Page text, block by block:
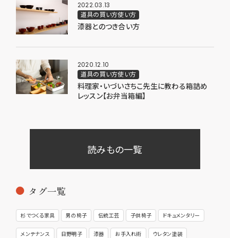
2022.03.13
道具の買い方使い方
漆器とのつき合い方
2020.12.10
道具の買い方使い方
料理家・いづいさちこ先生に教わる箱詰め
レッスン【お弁当箱編】
読みもの一覧
タグ一覧
杉でつくる家具 男の椅子 伝統工芸 子供椅子 ドキュメンタリー
メンテナンス 日野明子 漆器 お手入れ術 ウレタン塗装